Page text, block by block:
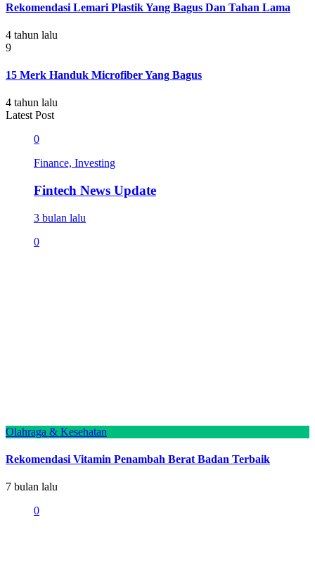
Rekomendasi Lemari Plastik Yang Bagus Dan Tahan Lama
4 tahun lalu
9
15 Merk Handuk Microfiber Yang Bagus
4 tahun lalu
Latest Post
0
Finance, Investing
Fintech News Update
3 bulan lalu
0
Olahraga & Kesehatan
Rekomendasi Vitamin Penambah Berat Badan Terbaik
7 bulan lalu
0